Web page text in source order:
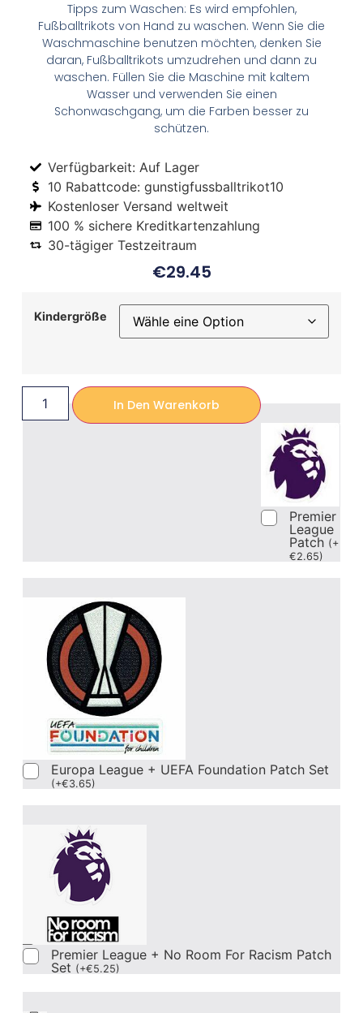
Tipps zum Waschen: Es wird empfohlen,
Fußballtrikots von Hand zu waschen. Wenn Sie die
Waschmaschine benutzen möchten, denken Sie
daran, Fußballtrikots umzudrehen und dann zu
waschen. Füllen Sie die Maschine mit kaltem
Wasser und verwenden Sie einen
Schonwaschgang, um die Farben besser zu
schützen.
Verfügbarkeit: Auf Lager
10 Rabattcode: gunstigfussballtrikot10
Kostenloser Versand weltweit
100 % sichere Kreditkartenzahlung
30-tägiger Testzeitraum
€29.45
Kindergröße
In Den Warenkorb
Premier
League
Patch (+
€2.65)
Europa League + UEFA Foundation Patch Set
(+€3.65)
Premier League + No Room For Racism Patch
Set (+€5.25)